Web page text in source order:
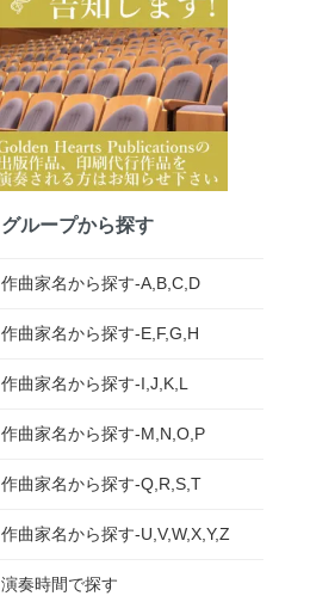
グループから探す
作曲家名から探す-A,B,C,D
作曲家名から探す-E,F,G,H
作曲家名から探す-I,J,K,L
作曲家名から探す-M,N,O,P
作曲家名から探す-Q,R,S,T
作曲家名から探す-U,V,W,X,Y,Z
演奏時間で探す